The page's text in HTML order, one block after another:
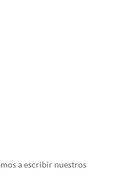
a escribir nuestros